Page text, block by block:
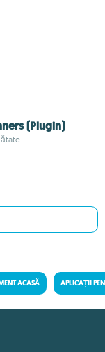
(Plugin)
ACASĂ APLICAȚII